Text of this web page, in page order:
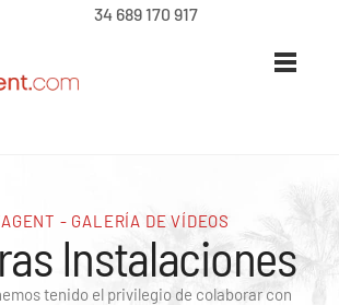
34 689 170 917
- GALERÍA DE VÍDEOS
Instalaciones
tenido el privilegio de colaborar con